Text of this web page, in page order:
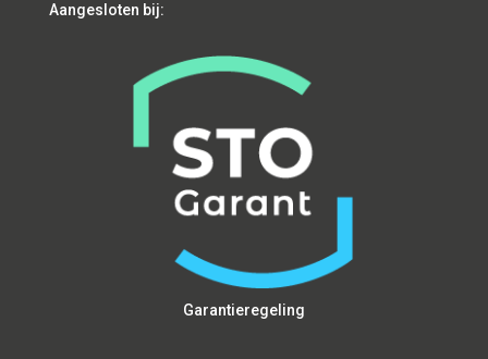
Aangesloten bij:
Garantieregeling